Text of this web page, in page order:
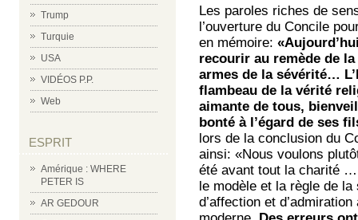
Trump
Turquie
USA
VIDÉOS P.P.
Web
ESPRIT
Amérique : WHERE
PETER IS
AR GEDOUR
Les paroles riches de
l’ouverture du Concile
en mémoire:
recourir au remède de
armes de la sévérité…
flambeau de la vérité
aimante de tous,
bonté à l’égard de ses
lors de la conclusion du
ainsi: «Nous voulons
été avant tout la charité
le modèle et la règle de
d’affection et